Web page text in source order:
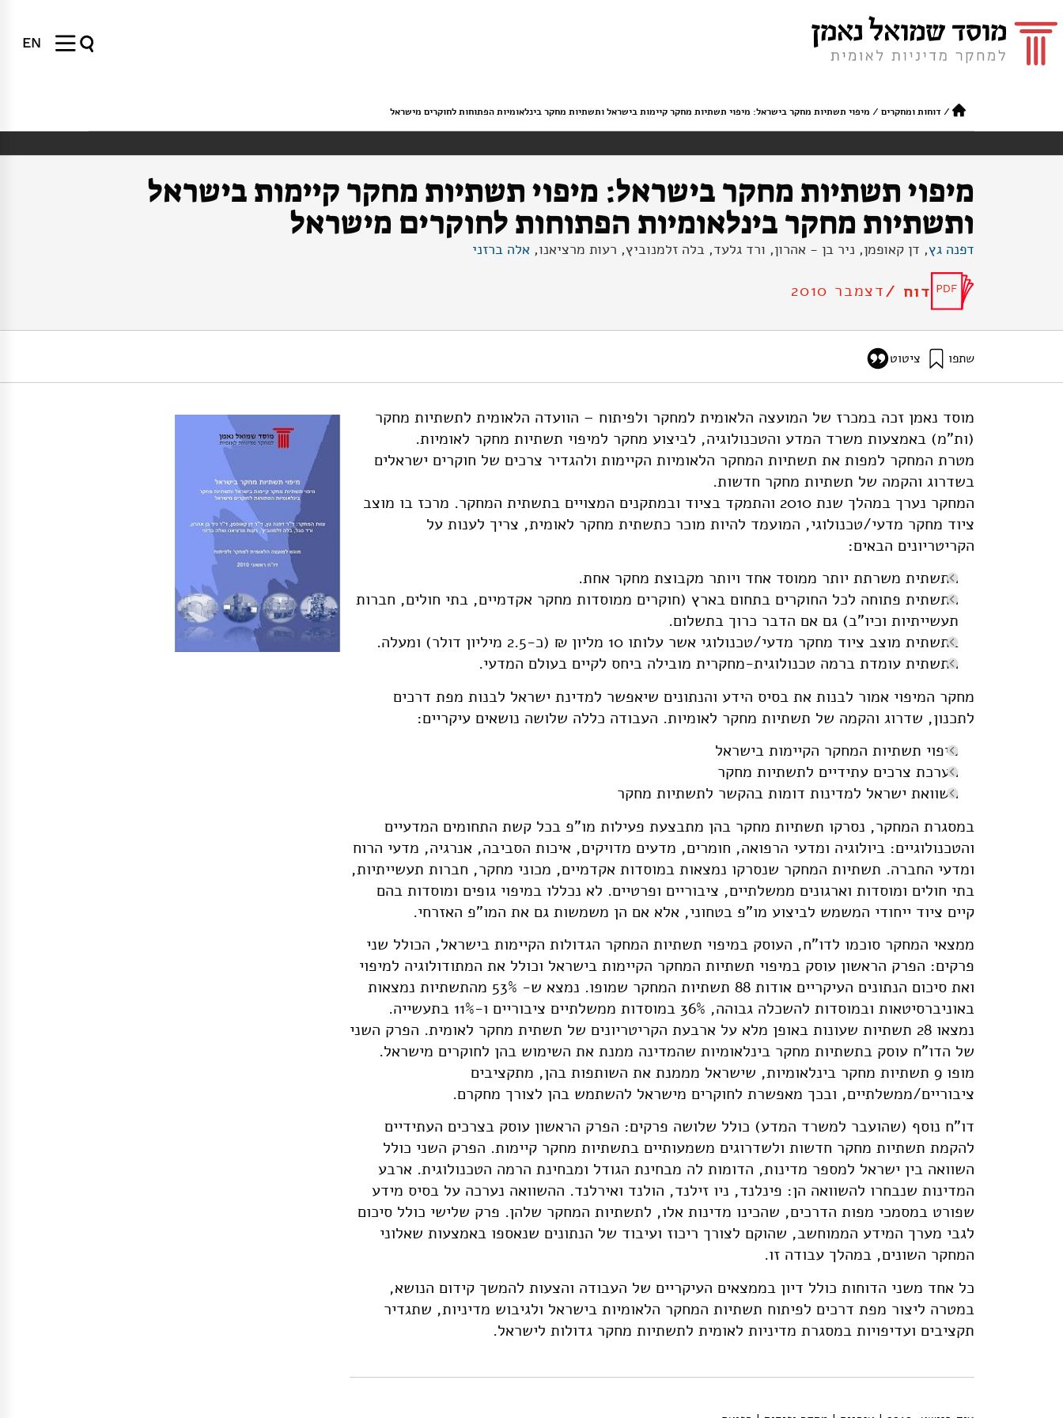
EN
/דוחות ומחקרים / מיפוי תשתיות מחקר בישראל: מיפוי תשתיות מחקר קיימות בישראל ותשתיות מחקר בינלאומיות הפתוחות לחוקרים מישראל
מיפוי תשתיות מחקר בישראל: מיפוי תשתיות מחקר קיימות בישראל
ותשתיות מחקר בינלאומיות הפתוחות לחוקרים מישראל
דפנה גץ, דן קאופמן, ניר בן - אהרון, ורד גלעד, בלה זלמנוביץ, רעות מרציאנו, אלה ברזני
דוח /דצמבר 2010
שתפו ציטוט
גץ, ד׳, קאופמן, ד׳, אהרון, נ׳ ב׳ -׳, גלעד, ו׳, זלמנוביץ, ב׳, מרציאנו, ר׳, וברזני, א׳ (2010). מיפוי תשתיות מחקר בישראל: מיפוי תשתיות מחקר קיימות בישראל ותשתיות מחקר בינלאומיות
https://doi.org/10.82514/mapping-national-research-infrastructures-israel-opened
מוסד נאמן זכה במכרז של המועצה הלאומית למחקר ולפיתוח – הוועדה הלאומית לתשתיות מחקר
(ות"מ) באמצעות משרד המדע והטכנולוגיה, לביצוע מחקר למיפוי תשתיות מחקר לאומיות.
מטרת המחקר למפות את תשתיות המחקר הלאומיות הקיימות ולהגדיר צרכים של חוקרים ישראלים
בשדרוג והקמה של תשתיות מחקר חדשות.
המחקר נערך במהלך שנת 2010 והתמקד בציוד ובמתקנים המצויים בתשתית המחקר. מרכז בו מוצב
ציוד מחקר מדעי/טכנולוגי, המועמד להיות מוכר כתשתית מחקר לאומית, צריך לענות על
הקריטריונים הבאים:
התשתית משרתת יותר ממוסד אחד ויותר מקבוצת מחקר אחת.
התשתית פתוחה לכל החוקרים בתחום בארץ (חוקרים ממוסדות מחקר אקדמיים, בתי חולים, חברות
תעשייתיות וכיו"ב) גם אם הדבר כרוך בתשלום.
בתשתית מוצב ציוד מחקר מדעי/טכנולוגי אשר עלותו 10 מליון ₪ (כ-2.5 מיליון דולר) ומעלה.
התשתית עומדת ברמה טכנולוגית-מחקרית מובילה ביחס לקיים בעולם המדעי.
מחקר המיפוי אמור לבנות את בסיס הידע והנתונים שיאפשר למדינת ישראל לבנות מפת דרכים
לתכנון, שדרוג והקמה של תשתיות מחקר לאומיות. העבודה כללה שלושה נושאים עיקריים:
מיפוי תשתיות המחקר הקיימות בישראל
הערכת צרכים עתידיים לתשתיות מחקר
השוואת ישראל למדינות דומות בהקשר לתשתיות מחקר
במסגרת המחקר, נסרקו תשתיות מחקר בהן מתבצעת פעילות מו"פ בכל קשת התחומים המדעיים
והטכנולוגיים: ביולוגיה ומדעי הרפואה, חומרים, מדעים מדויקים, איכות הסביבה, אנרגיה, מדעי הרוח
ומדעי החברה. תשתיות המחקר שנסרקו נמצאות במוסדות אקדמיים, מכוני מחקר, חברות תעשייתיות,
בתי חולים ומוסדות וארגונים ממשלתיים, ציבוריים ופרטיים. לא נכללו במיפוי גופים ומוסדות בהם
קיים ציוד ייחודי המשמש לביצוע מו"פ בטחוני, אלא אם הן משמשות גם את המו"פ האזרחי.
ממצאי המחקר סוכמו לדו"ח, העוסק במיפוי תשתיות המחקר הגדולות הקיימות בישראל, הכולל שני
פרקים: הפרק הראשון עוסק במיפוי תשתיות המחקר הקיימות בישראל וכולל את המתודולוגיה למיפוי
ואת סיכום הנתונים העיקריים אודות 88 תשתיות המחקר שמופו. נמצא ש- 53% מהתשתיות נמצאות
באוניברסיטאות ובמוסדות להשכלה גבוהה, 36% במוסדות ממשלתיים ציבוריים ו-11% בתעשייה.
נמצאו 28 תשתיות שעונות באופן מלא על ארבעת הקריטריונים של תשתית מחקר לאומית. הפרק השני
של הדו"ח עוסק בתשתיות מחקר בינלאומיות שהמדינה ממנת את השימוש בהן לחוקרים מישראל.
מופו 9 תשתיות מחקר בינלאומיות, שישראל מממנת את השותפות בהן, מתקציבים
ציבוריים/ממשלתיים, ובכך מאפשרת לחוקרים מישראל להשתמש בהן לצורך מחקרם.
דו"ח נוסף (שהועבר למשרד המדע) כולל שלושה פרקים: הפרק הראשון עוסק בצרכים העתידיים
להקמת תשתיות מחקר חדשות ולשדרוגים משמעותיים בתשתיות מחקר קיימות. הפרק השני כולל
השוואה בין ישראל למספר מדינות, הדומות לה מבחינת הגודל ומבחינת הרמה הטכנולוגית. ארבע
המדינות שנבחרו להשוואה הן: פינלנד, ניו זילנד, הולנד ואירלנד. ההשוואה נערכה על בסיס מידע
שפורט במסמכי מפות הדרכים, שהכינו מדינות אלו, לתשתיות המחקר שלהן. פרק שלישי כולל סיכום
לגבי מערך המידע הממוחשב, שהוקם לצורך ריכוז ועיבוד של הנתונים שנאספו באמצעות שאלוני
המחקר השונים, במהלך עבודה זו.
כל אחד משני הדוחות כולל דיון בממצאים העיקריים של העבודה והצעות להמשך קידום הנושא,
במטרה ליצור מפת דרכים לפיתוח תשתיות המחקר הלאומיות בישראל ולגיבוש מדיניות, שתגדיר
תקציבים ועדיפויות במסגרת מדיניות לאומית לתשתיות מחקר גדולות לישראל.